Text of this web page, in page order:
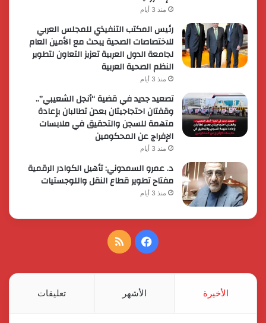
منذ 3 أيام
رئيس المكتب التنفيذي للمجلس العربي
للاختصاصات الصحية يبحث مع الأمين العام
لجامعة الدول العربية تعزيز التعاون لتطوير
النظم الصحية العربية
منذ 3 أيام
تصعيد جديد في قضية “أنجل الشعيبي”..
وقفتان احتجاجيتان بعدن تطالبان بإعادة
متهمة للسجن والتحقيق في ملابسات
الإفراج عن المحكومين
منذ 3 أيام
د. عمرو السمدوني: تأهيل الكوادر الرقمية
مفتاح تطوير قطاع النقل واللوجستيات
منذ 3 أيام
فيسبوكملخص
الأخيرة الأشهر تعليقات